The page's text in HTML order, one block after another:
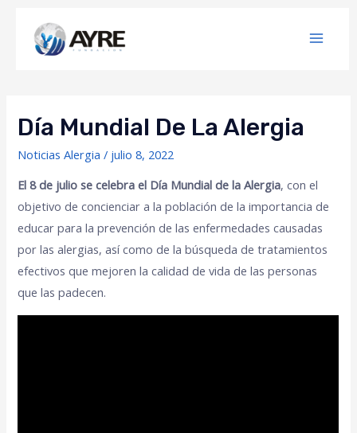
Día Mundial De La Alergia
Noticias Alergia / julio 8, 2022
El 8 de julio se celebra el Día Mundial de la Alergia, con el
objetivo de concienciar a la población de la importancia de
educar para la prevención de las enfermedades causadas
por las alergias, así como de la búsqueda de tratamientos
efectivos que mejoren la calidad de vida de las personas
que las padecen.